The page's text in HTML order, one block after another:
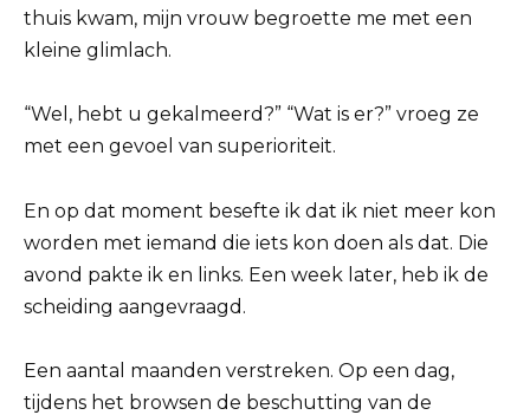
thuis kwam, mijn vrouw begroette me met een
kleine glimlach.
“Wel, hebt u gekalmeerd?” “Wat is er?” vroeg ze
met een gevoel van superioriteit.
En op dat moment besefte ik dat ik niet meer kon
worden met iemand die iets kon doen als dat. Die
avond pakte ik en links. Een week later, heb ik de
scheiding aangevraagd.
Een aantal maanden verstreken. Op een dag,
tijdens het browsen de beschutting van de